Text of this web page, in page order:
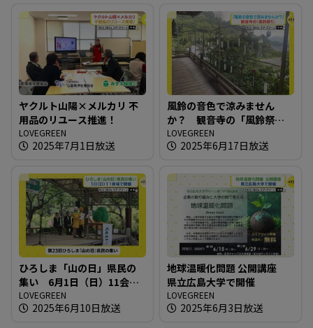
ヤクルト山陽×メルカリ 不
用品のリユース推進！
LOVEGREEN
2025年7月1日放送
風鈴の音色で涼みません
か？ 観音寺の「風鈴祭
り」
LOVEGREEN
2025年6月17日放送
ひろしま「山の日」県民の
集い 6月1日（日）11会場
で開催
LOVEGREEN
2025年6月10日放送
地球温暖化問題 公開講座
県立広島大学で開催
LOVEGREEN
2025年6月3日放送